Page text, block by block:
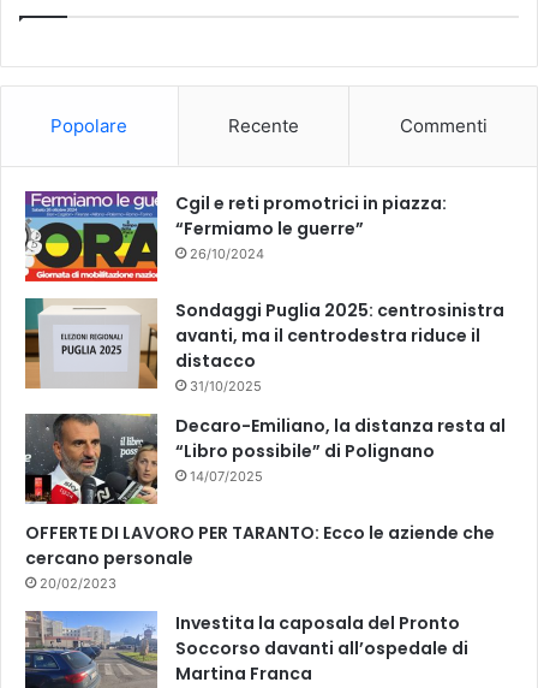
a
m
a
c
h
n
k
Popolare Recente Commenti
Cgil e reti promotrici in piazza:
“Fermiamo le guerre”
26/10/2024
Sondaggi Puglia 2025: centrosinistra
avanti, ma il centrodestra riduce il
distacco
31/10/2025
Decaro-Emiliano, la distanza resta al
“Libro possibile” di Polignano
14/07/2025
OFFERTE DI LAVORO PER TARANTO: Ecco le aziende che
cercano personale
20/02/2023
Investita la caposala del Pronto
Soccorso davanti all’ospedale di
Martina Franca